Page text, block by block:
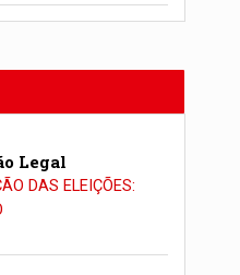
Legal
DAS ELEIÇÕES: